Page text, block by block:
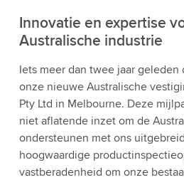
Innovatie en expertise
Australische industrie
Iets meer dan twee jaar
onze nieuwe Australische
Pty Ltd in Melbourne. Deze
niet aflatende inzet om de
ondersteunen met ons
hoogwaardige
vastberadenheid om onze